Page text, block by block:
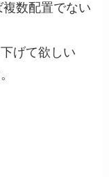
数配置でない
げて欲しい